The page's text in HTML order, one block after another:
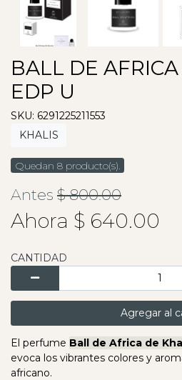
BALL DE
EDP U
SKU: 6291225211553
KHALIS
Quedan 8 producto(s).
Antes $ 800.00
Ahora $ 640.00
CANTIDAD
Agregar al
El perfume Ball de Africa de
evoca los vibrantes colores y
africano.